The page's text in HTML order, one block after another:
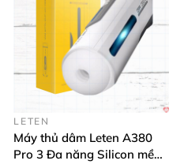
LETEN
Máy thủ dâm Leten A380
Pro 3 Đa năng Silicon mềm